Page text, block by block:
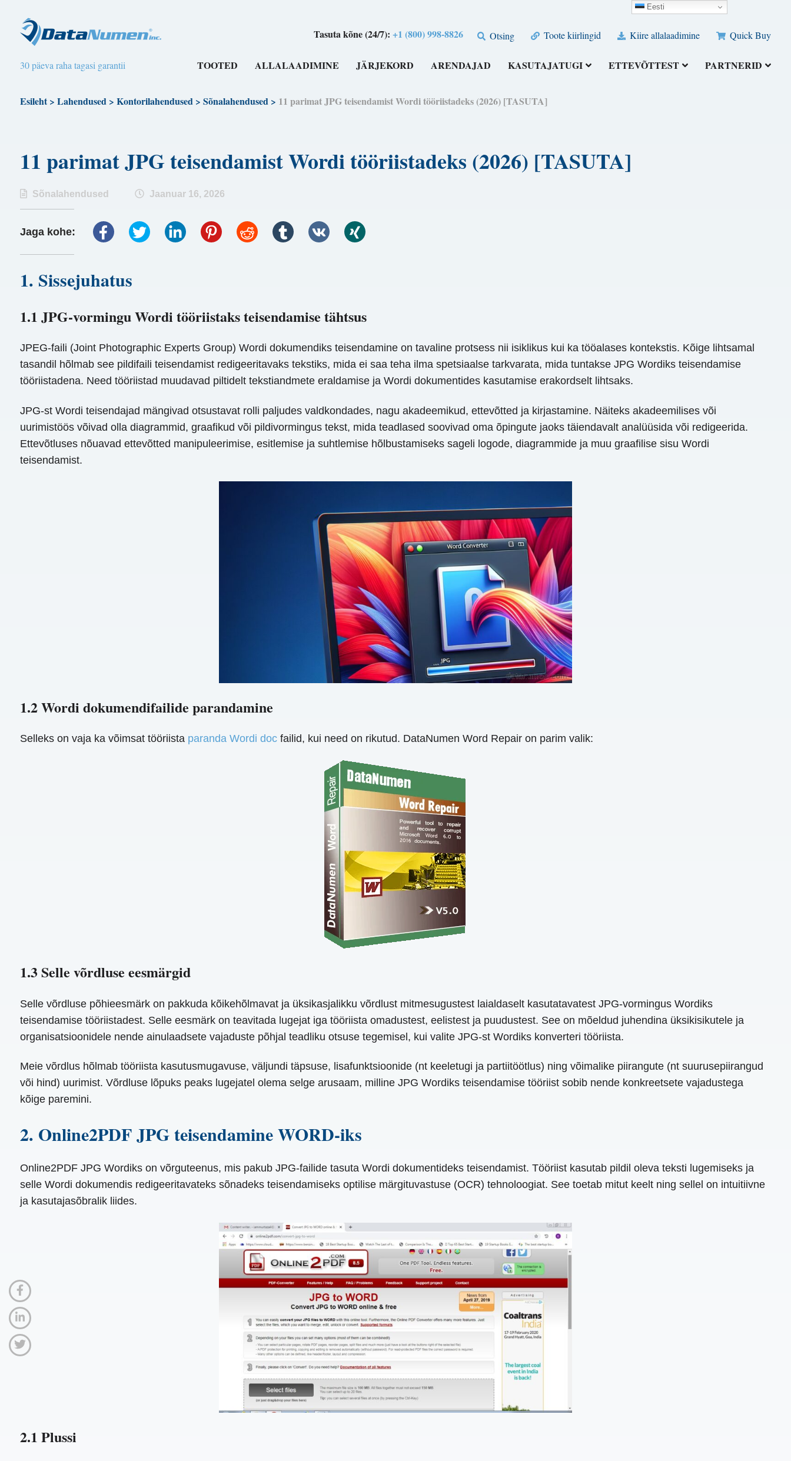
Tasuta kõne (24/7):+1 (800) 998-8826 Otsing Toote kiirlingid Kiire allalaadimine Quick Buy
30 päeva raha tagasi garantii TOOTED ALLALAADIMINE JÄRJEKORD ARENDAJAD KASUTAJATUGI ETTEVÕTTEST PARTNERID
Esileht> Lahendused> Kontorilahendused> Sõnalahendused> 11 parimat JPG teisendamist Wordi tööriistadeks (2026) [TASUTA]
11 parimat JPG teisendamist Wordi tööriistadeks (2026) [TASUTA]
Sõnalahendused Jaanuar 16, 2026
Jaga kohe:
1. Sissejuhatus
1.1 JPG-vormingu Wordi tööriistaks teisendamise tähtsus
JPEG-faili (Joint Photographic Experts Group) Wordi dokumendiks teisendamine on tavaline protsess nii isiklikus kui ka tööalases kontekstis. Kõige lihtsamal
tasandil hõlmab see pildifaili teisendamist redigeeritavaks tekstiks, mida ei saa teha ilma spetsiaalse tarkvarata, mida tuntakse JPG Wordiks teisendamise
tööriistadena. Need tööriistad muudavad piltidelt tekstiandmete eraldamise ja Wordi dokumentides kasutamise erakordselt lihtsaks.
JPG-st Wordi teisendajad mängivad otsustavat rolli paljudes valdkondades, nagu akadeemikud, ettevõtted ja kirjastamine. Näiteks akadeemilises või
uurimistöös võivad olla diagrammid, graafikud või pildivormingus tekst, mida teadlased soovivad oma õpingute jaoks täiendavalt analüüsida või redigeerida.
Ettevõtluses nõuavad ettevõtted manipuleerimise, esitlemise ja suhtlemise hõlbustamiseks sageli logode, diagrammide ja muu graafilise sisu Wordi
teisendamist.
1.2 Wordi dokumendifailide parandamine
Selleks on vaja ka võimsat tööriista paranda Wordi docfailid, kui need on rikutud. DataNumen Word Repair on parim valik:
1.3 Selle võrdluse eesmärgid
Selle võrdluse põhieesmärk on pakkuda kõikehõlmavat ja üksikasjalikku võrdlust mitmesugustest laialdaselt kasutatavatest JPG-vormingus Wordiks
teisendamise tööriistadest. Selle eesmärk on teavitada lugejat iga tööriista omadustest, eelistest ja puudustest. See on mõeldud juhendina üksikisikutele ja
organisatsioonidele nende ainulaadsete vajaduste põhjal teadliku otsuse tegemisel, kui valite JPG-st Wordiks konverteri tööriista.
Meie võrdlus hõlmab tööriista kasutusmugavuse, väljundi täpsuse, lisafunktsioonide (nt keeletugi ja partiitöötlus) ning võimalike piirangute (nt suurusepiirangud
või hind) uurimist. Võrdluse lõpuks peaks lugejatel olema selge arusaam, milline JPG Wordiks teisendamise tööriist sobib nende konkreetsete vajadustega
kõige paremini.
2. Online2PDF JPG teisendamine WORD-iks
Online2PDF JPG Wordiks on võrguteenus, mis pakub JPG-failide tasuta Wordi dokumentideks teisendamist. Tööriist kasutab pildil oleva teksti lugemiseks ja
selle Wordi dokumendis redigeeritavateks sõnadeks teisendamiseks optilise märgituvastuse (OCR) tehnoloogiat. See toetab mitut keelt ning sellel on intuitiivne
ja kasutajasõbralik liides.
2.1 Plussi
Eesti